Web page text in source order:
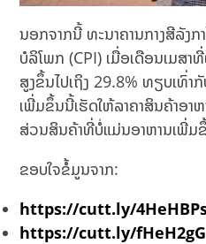
ນອກຈາກນີ້ ທະນາຄານກາງສີລັງກ
ບໍລິໂພກ (CPI) ເມື່ອເດືອນເມສາ
ສູງຂຶ້ນໄປເຖິງ 29.8% ທຽບເທົ່າ
ເພີ່ມຂຶ້ນນີ້ເຮັດໃຫ້ລາຄາສິນຄ້າອາ
ສ່ວນສິນຄ້າທີ່ບໍ່ແມ່ນອາຫານເພີ່ມ
ຂອບໃຈຂໍ້ມູນຈາກ:
https://cutt.ly/
https://cutt.ly/fHeH2gG